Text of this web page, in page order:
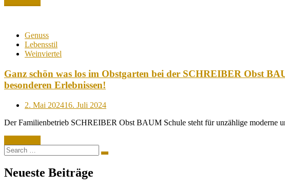
Genuss
Lebensstil
Weinviertel
Ganz schön was los im Obstgarten bei der SCHREIBER Obst
besonderen Erlebnissen!
Posted
2. Mai 202416. Juli 2024
Der Familienbetrieb SCHREIBER Obst BAUM Schule steht für unzählige moderne
Search
for:
Search
Neueste Beiträge